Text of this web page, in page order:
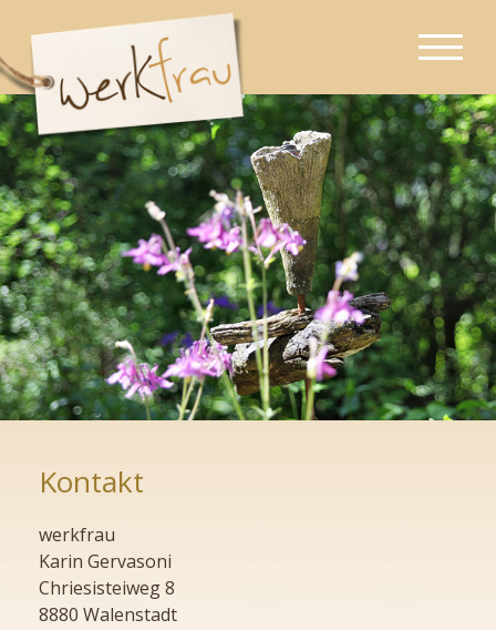
Kontakt
werkfrau
Karin Gervasoni
Chriesisteiweg 8
8880 Walenstadt